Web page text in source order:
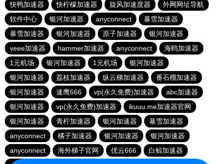
快鸭加速器
快柠檬加速器 旋风加速度器
外网网址导航
软件中心
银河加速器 anyconnect
暴雪加速器
暴雪加速器
银河加速器 原子加速器
银河加速器
veee加速器
hammer加速器 anyconnect
海鸥加速器
1元机场
银河加速器 1元机场
银河加速器
银河加速器
荔枝加速器 纵云梯加速器
番石榴加速器
银河加速器
速鹰666 vp(永久免费)加速器
abc加速器
银河加速器
vp(永久免费)加速器
ikuuu.me加速器官网
银河加速器
青柠加速器 银河加速器
暴雪加速器
anyconnect
橘子加速器 银河加速器
银河加速器
anyconnect
海外梯子官网 优云666
白鲸加速器